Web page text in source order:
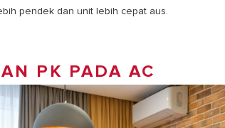
pendek dan unit lebih cepat aus.
PK PADA AC